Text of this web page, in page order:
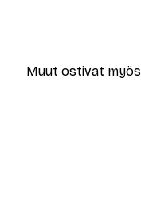
Muut ostivat myös